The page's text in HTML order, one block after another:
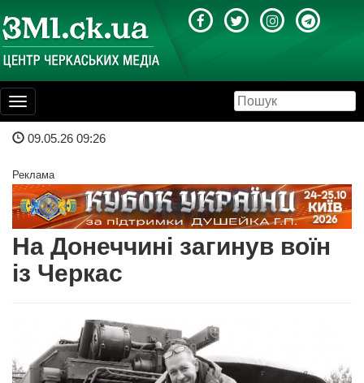
Toggle
navigation
09.05.26 09:26
Реклама
На Донеччині загинув воїн
із Черкас